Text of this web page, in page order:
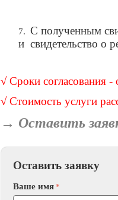
7.С полученным
и свидетельство о
√ Сроки согласования -
√ Стоимость услуги
→ Оставить
Оставить заявку
Ваше имя